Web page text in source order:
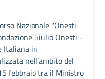
Nazionale "Onesti
Giulio Onesti -
Italiana in
nell’ambito del
febbraio tra il Ministro